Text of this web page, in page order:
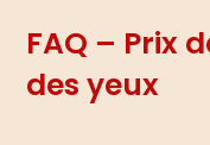
FAQ – Prix
des yeux